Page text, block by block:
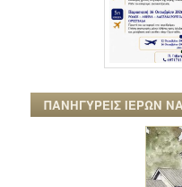
ΠΑΝΗΓΥΡΕΙΣ ΙΕΡΩΝ